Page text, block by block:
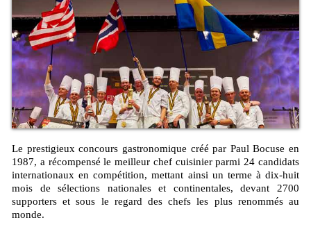
Le prestigieux concours gastronomique créé par Paul Bocuse en
1987, a récompensé le meilleur chef cuisinier parmi 24 candidats
internationaux en compétition, mettant ainsi un terme à dix-huit
mois de sélections nationales et continentales, devant 2700
supporters et sous le regard des chefs les plus renommés au
monde.